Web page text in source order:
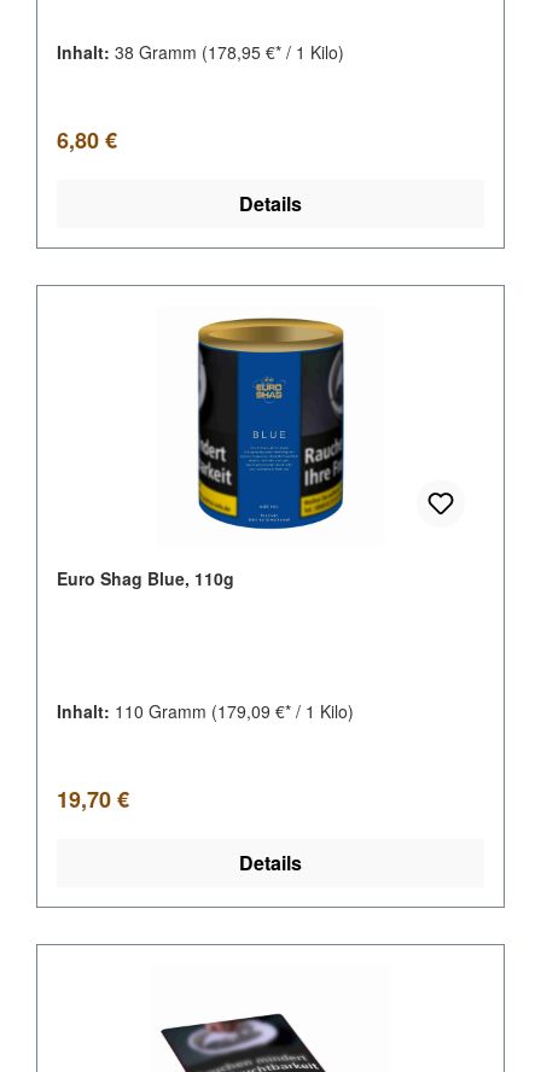
Inhalt: 38 Gramm (178,95 €* / 1 Kilo)
Regulärer Preis:
6,80 €
Details
Euro Shag Blue, 110g
Inhalt: 110 Gramm (179,09 €* / 1 Kilo)
Regulärer Preis:
19,70 €
Details